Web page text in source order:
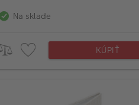
Na sklade
KÚPIŤ